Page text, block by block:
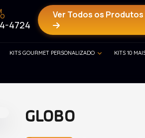
4724
Ver Todos os Produtos
KITS GOURMET PERSONALIZADO KITS 10
GLOBO